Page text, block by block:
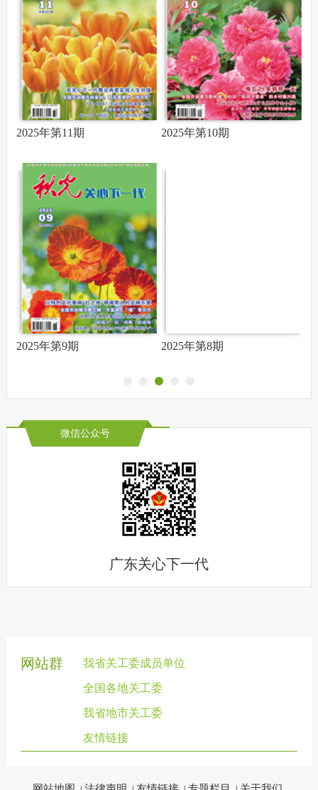
2025年第11期 2025年第10期
2025年第9期 2025年第8期
微信公众号
广东关心下一代
网站群 我省关工委成员单位
全国各地关工委
我省地市关工委
友情链接